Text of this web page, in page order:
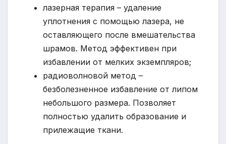
лазерная терапия – удаление
уплотнения с помощью лазера, не
оставляющего после вмешательства
шрамов. Метод эффективен при
избавлении от мелких экземпляров;
радиоволновой метод –
безболезненное избавление от липом
небольшого размера. Позволяет
полностью удалить образование и
прилежащие ткани.